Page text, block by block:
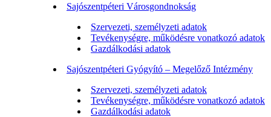
Sajószentpéteri Városgondnokság
Szervezeti, személyzeti adatok
Tevékenységre, működésre vonatkozó adatok
Gazdálkodási adatok
Sajószentpéteri Gyógyító – Megelőző Intézmény
Szervezeti, személyzeti adatok
Tevékenységre, működésre vonatkozó adatok
Gazdálkodási adatok